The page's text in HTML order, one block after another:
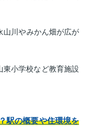
山川やみかん畑が広が
東小学校など教育施設
駅の概要や住環境を